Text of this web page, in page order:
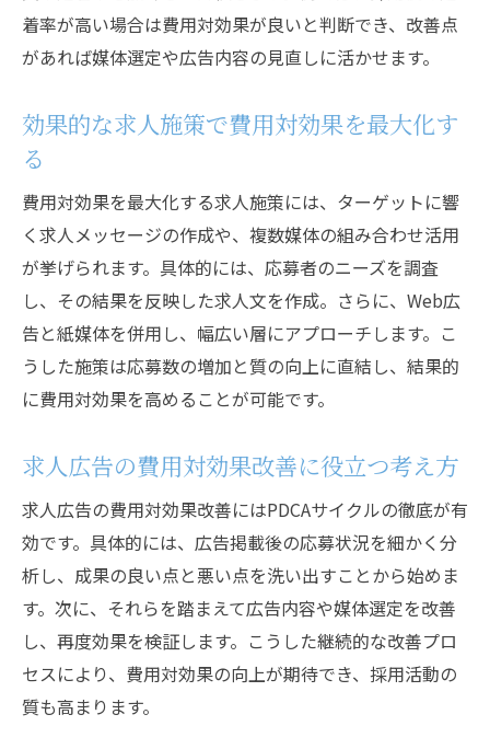
着率が高い場合は費用対効果が良いと判断でき、改善点
があれば媒体選定や広告内容の見直しに活かせます。
効果的な求人施策で費用対効果を最大化す
る
費用対効果を最大化する求人施策には、ターゲットに響
く求人メッセージの作成や、複数媒体の組み合わせ活用
が挙げられます。具体的には、応募者のニーズを調査
し、その結果を反映した求人文を作成。さらに、Web広
告と紙媒体を併用し、幅広い層にアプローチします。こ
うした施策は応募数の増加と質の向上に直結し、結果的
に費用対効果を高めることが可能です。
求人広告の費用対効果改善に役立つ考え方
求人広告の費用対効果改善にはPDCAサイクルの徹底が有
効です。具体的には、広告掲載後の応募状況を細かく分
析し、成果の良い点と悪い点を洗い出すことから始めま
す。次に、それらを踏まえて広告内容や媒体選定を改善
し、再度効果を検証します。こうした継続的な改善プロ
セスにより、費用対効果の向上が期待でき、採用活動の
質も高まります。